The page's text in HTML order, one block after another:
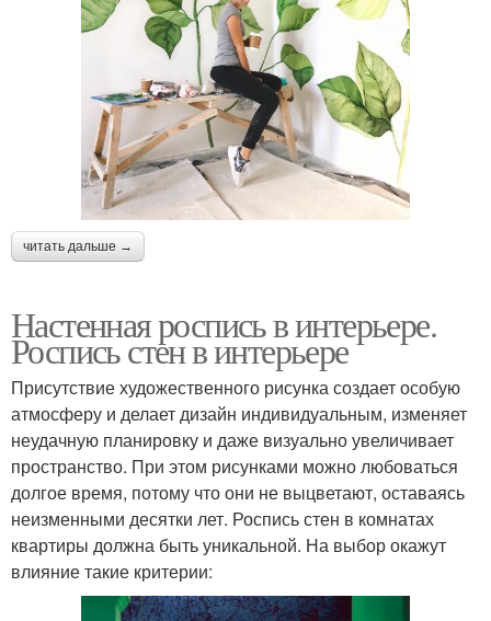
читать дальше →
Настенная роспись в интерьере.
Роспись стен в интерьере
Присутствие художественного рисунка создает особую
атмосферу и делает дизайн индивидуальным, изменяет
неудачную планировку и даже визуально увеличивает
пространство. При этом рисунками можно любоваться
долгое время, потому что они не выцветают, оставаясь
неизменными десятки лет. Роспись стен в комнатах
квартиры должна быть уникальной. На выбор окажут
влияние такие критерии: